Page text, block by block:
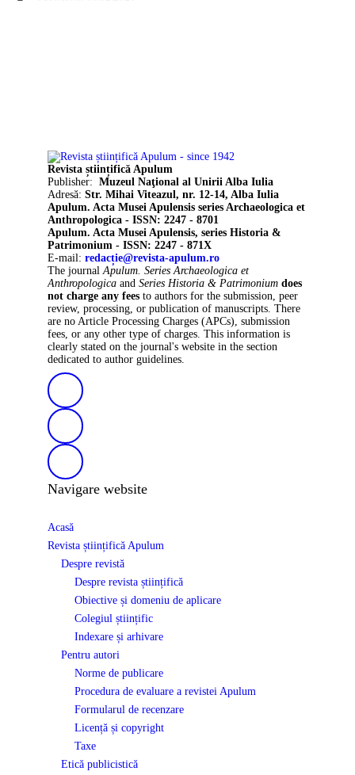
Revista științifică Apulum
Publisher: Muzeul Naţional al Unirii Alba Iulia
Adresă: Str. Mihai Viteazul, nr. 12-14, Alba Iulia
Apulum. Acta Musei Apulensis series Archaeologica et
Anthropologica - ISSN: 2247 - 8701
Apulum. Acta Musei Apulensis, series Historia &
Patrimonium - ISSN: 2247 - 871X
E-mail: redacție@revista-apulum.ro
The journal Apulum. Series Archaeologica et
Anthropologica and Series Historia & Patrimonium does
not charge any fees to authors for the submission, peer
review, processing, or publication of manuscripts. There
are no Article Processing Charges (APCs), submission
fees, or any other type of charges. This information is
clearly stated on the journal's website in the section
dedicated to author guidelines.
Navigare website
Acasă
Revista științifică Apulum
Despre revistă
Despre revista științifică
Obiective și domeniu de aplicare
Colegiul științific
Indexare și arhivare
Pentru autori
Norme de publicare
Procedura de evaluare a revistei Apulum
Formularul de recenzare
Licență și copyright
Taxe
Etică publicistică